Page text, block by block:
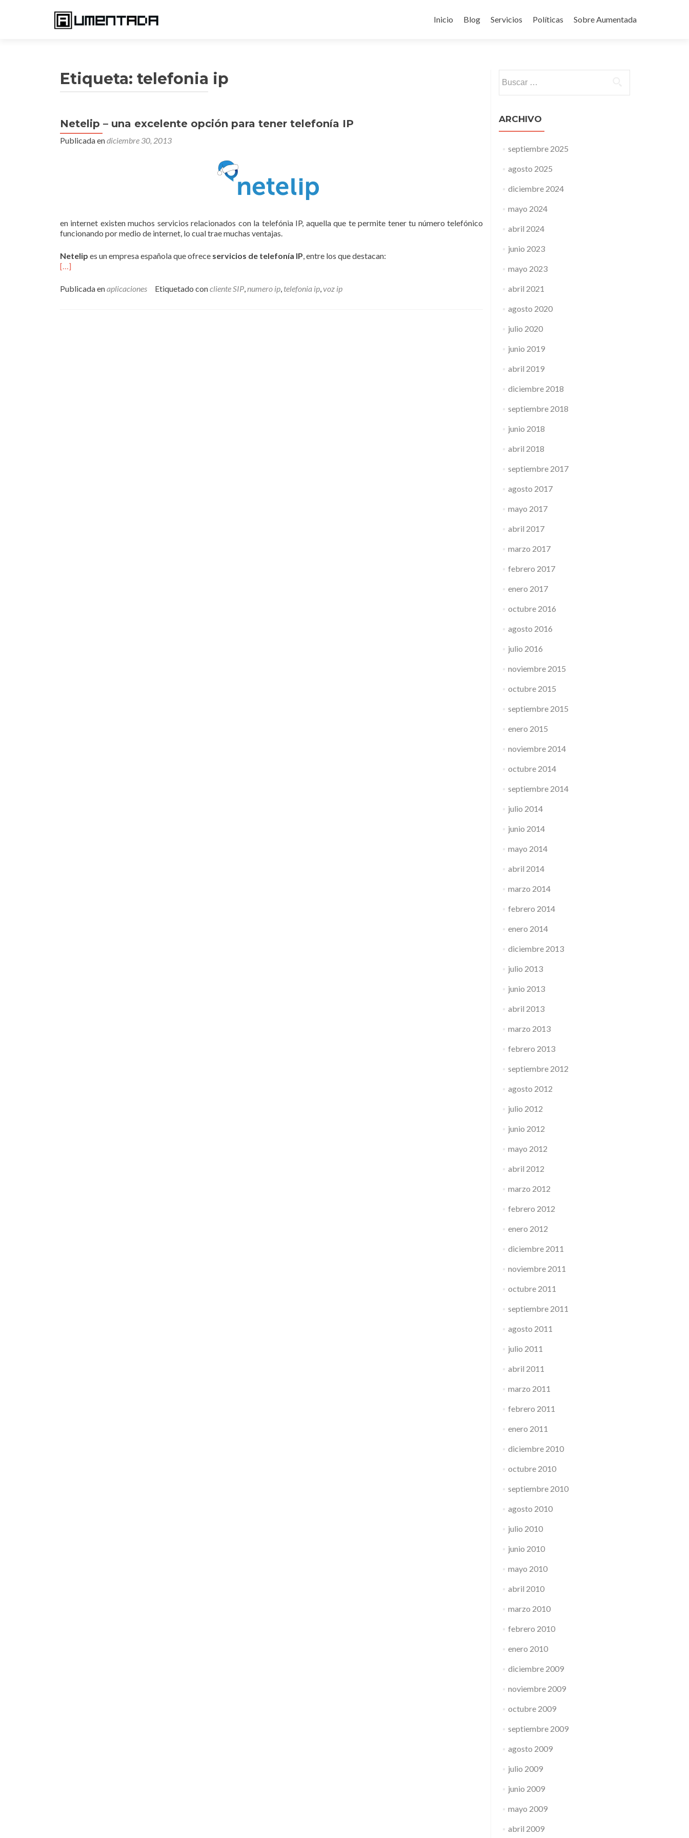
al
Inicio Blog Servicios Políticas Sobre Aumentada
Etiqueta: telefonia ip
Netelip – una excelente opción para tener telefonía IP
Publicada endiciembre 30, 2013
en internet existen muchos servicios relacionados con la telefónia IP, aquella que te permite tener tu número telefónico
funcionando por medio de internet, lo cual trae muchas ventajas.
Netelip es un empresa española que ofrece servicios de telefonía IP, entre los que destacan:
[…]
Publicada enaplicaciones Etiquetado concliente SIP,numero ip, telefonia ip,voz ip
ARCHIVO
septiembre 2025
agosto 2025
diciembre 2024
mayo 2024
abril 2024
junio 2023
mayo 2023
abril 2021
agosto 2020
julio 2020
junio 2019
abril 2019
diciembre 2018
septiembre 2018
junio 2018
abril 2018
septiembre 2017
agosto 2017
mayo 2017
abril 2017
marzo 2017
febrero 2017
enero 2017
octubre 2016
agosto 2016
julio 2016
noviembre 2015
octubre 2015
septiembre 2015
enero 2015
noviembre 2014
octubre 2014
septiembre 2014
julio 2014
junio 2014
mayo 2014
abril 2014
marzo 2014
febrero 2014
enero 2014
diciembre 2013
julio 2013
junio 2013
abril 2013
marzo 2013
febrero 2013
septiembre 2012
agosto 2012
julio 2012
junio 2012
mayo 2012
abril 2012
marzo 2012
febrero 2012
enero 2012
diciembre 2011
noviembre 2011
octubre 2011
septiembre 2011
agosto 2011
julio 2011
abril 2011
marzo 2011
febrero 2011
enero 2011
diciembre 2010
octubre 2010
septiembre 2010
agosto 2010
julio 2010
junio 2010
mayo 2010
abril 2010
marzo 2010
febrero 2010
enero 2010
diciembre 2009
noviembre 2009
octubre 2009
septiembre 2009
agosto 2009
julio 2009
junio 2009
mayo 2009
abril 2009